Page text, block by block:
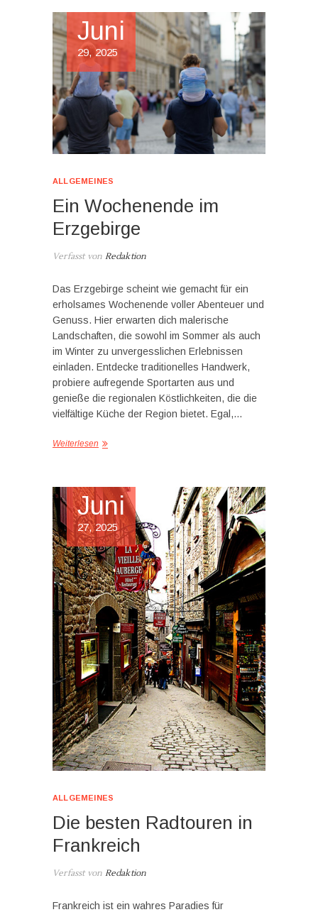
Juni
29, 2025
ALLGEMEINES
Ein Wochenende im
Erzgebirge
Verfasst von Redaktion
Das Erzgebirge scheint wie gemacht für ein
erholsames Wochenende voller Abenteuer und
Genuss. Hier erwarten dich malerische
Landschaften, die sowohl im Sommer als auch
im Winter zu unvergesslichen Erlebnissen
einladen. Entdecke traditionelles Handwerk,
probiere aufregende Sportarten aus und
genieße die regionalen Köstlichkeiten, die die
vielfältige Küche der Region bietet. Egal,…
Weiterlesen
Juni
27, 2025
ALLGEMEINES
Die besten Radtouren in
Frankreich
Verfasst von Redaktion
Frankreich ist ein wahres Paradies für